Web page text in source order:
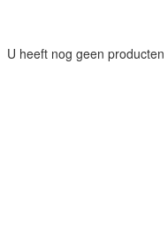
U heeft nog geen